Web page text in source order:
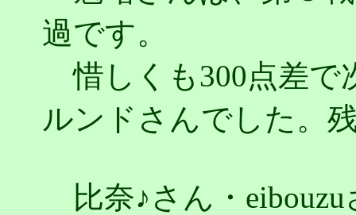
過です。
惜しくも300点差で
ルンドさんでした。
比奈♪さん・eibouzu